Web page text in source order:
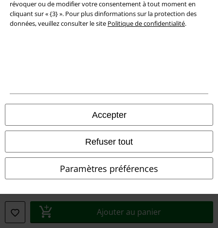
révoquer ou de modifier votre consentement à tout moment en
cliquant sur « {3} ». Pour plus dinformations sur la protection des
données, veuillez consulter le site Politique de confidentialité.
Accepter
Refuser tout
Paramètres préférences
Ajouter au panier
Informations sur l'accessibilité
Boutiques en ligne EMP
EMP France
EMP Deutschland